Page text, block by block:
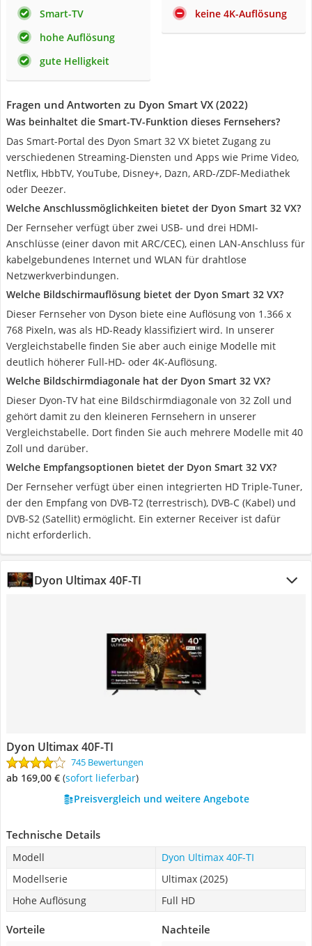
Smart-TV
hohe Auflösung
gute Helligkeit
keine 4K-Auflösung
Fragen und Antworten zu Dyon Smart VX (2022)
Was beinhaltet die Smart-TV-Funktion dieses Fernsehers?
Das Smart-Portal des Dyon Smart 32 VX bietet Zugang zu
verschiedenen Streaming-Diensten und Apps wie Prime Video,
Netflix, HbbTV, YouTube, Disney+, Dazn, ARD-/ZDF-Mediathek
oder Deezer.
Welche Anschlussmöglichkeiten bietet der Dyon Smart 32 VX?
Der Fernseher verfügt über zwei USB- und drei HDMI-
Anschlüsse (einer davon mit ARC/CEC), einen LAN-Anschluss für
kabelgebundenes Internet und WLAN für drahtlose
Netzwerkverbindungen.
Welche Bildschirmauflösung bietet der Dyon Smart 32 VX?
Dieser Fernseher von Dyson biete eine Auflösung von 1.366 x
768 Pixeln, was als HD-Ready klassifiziert wird. In unserer
Vergleichstabelle finden Sie aber auch einige Modelle mit
deutlich höherer Full-HD- oder 4K-Auflösung.
Welche Bildschirmdiagonale hat der Dyon Smart 32 VX?
Dieser Dyon-TV hat eine Bildschirmdiagonale von 32 Zoll und
gehört damit zu den kleineren Fernsehern in unserer
Vergleichstabelle. Dort finden Sie auch mehrere Modelle mit 40
Zoll und darüber.
Welche Empfangsoptionen bietet der Dyon Smart 32 VX?
Der Fernseher verfügt über einen integrierten HD Triple-Tuner,
der den Empfang von DVB-T2 (terrestrisch), DVB-C (Kabel) und
DVB-S2 (Satellit) ermöglicht. Ein externer Receiver ist dafür
nicht erforderlich.
Dyon Ultimax 40F-TI
Dyon Ultimax 40F-TI
745 Bewertungen
ab 169,00 € ( Sofort lieferbar)
Preisvergleich und weitere Angebote
Technische Details
Modell
Dyon Ultimax 40F-TI
Modellserie
Ultimax (2025)
Hohe Auflösung
Full HD
Vorteile Nachteile